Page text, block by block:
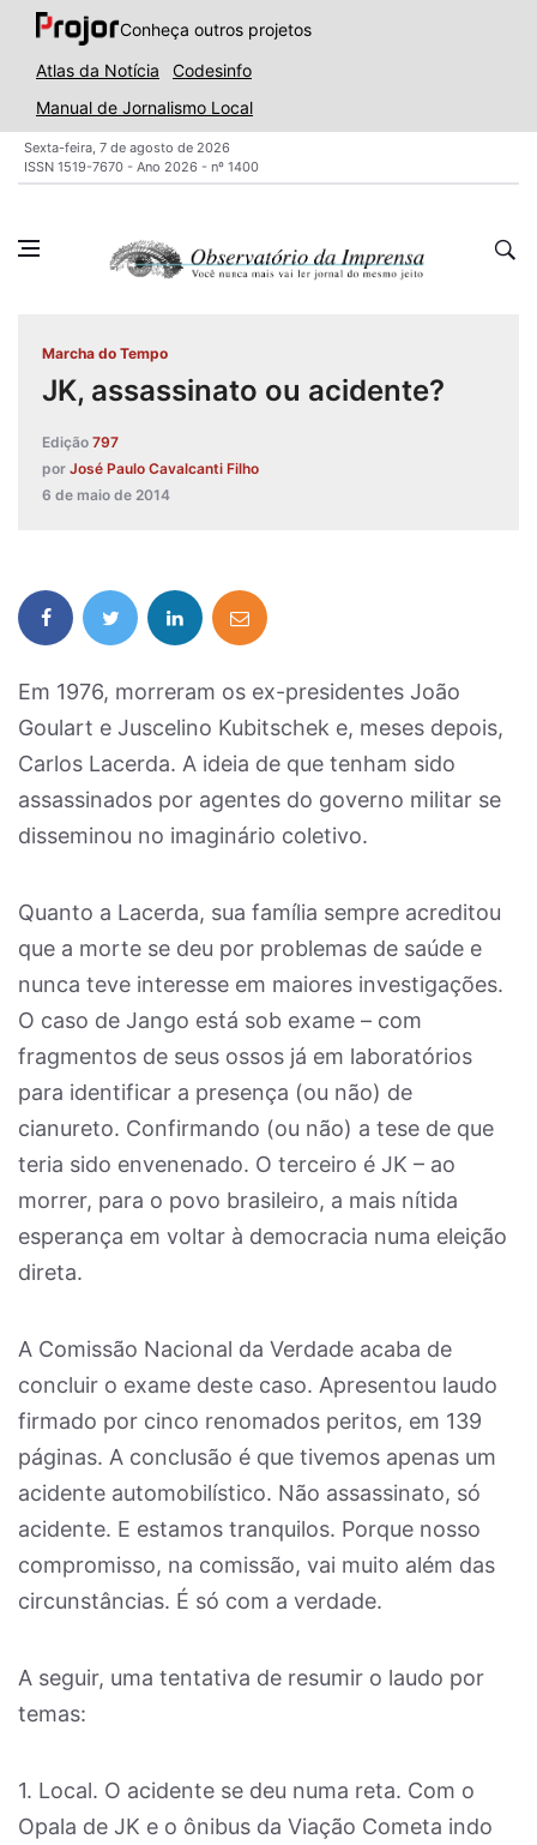
Conheça outros projetos
Atlas da Notícia
Codesinfo
Manual de Jornalismo Local
Sexta-feira, 7 de agosto de 2026
ISSN 1519-7670 - Ano 2026 - nº 1400
Marcha do Tempo
JK, assassinato ou acidente?
Edição 797
por José Paulo Cavalcanti Filho
6 de maio de 2014
Em 1976, morreram os ex-presidentes João
Goulart e Juscelino Kubitschek e, meses depois,
Carlos Lacerda. A ideia de que tenham sido
assassinados por agentes do governo militar se
disseminou no imaginário coletivo.
Quanto a Lacerda, sua família sempre acreditou
que a morte se deu por problemas de saúde e
nunca teve interesse em maiores investigações.
O caso de Jango está sob exame – com
fragmentos de seus ossos já em laboratórios
para identificar a presença (ou não) de
cianureto. Confirmando (ou não) a tese de que
teria sido envenenado. O terceiro é JK – ao
morrer, para o povo brasileiro, a mais nítida
esperança em voltar à democracia numa eleição
direta.
A Comissão Nacional da Verdade acaba de
concluir o exame deste caso. Apresentou laudo
firmado por cinco renomados peritos, em 139
páginas. A conclusão é que tivemos apenas um
acidente automobilístico. Não assassinato, só
acidente. E estamos tranquilos. Porque nosso
compromisso, na comissão, vai muito além das
circunstâncias. É só com a verdade.
A seguir, uma tentativa de resumir o laudo por
temas:
1. Local. O acidente se deu numa reta. Com o
Opala de JK e o ônibus da Viação Cometa indo